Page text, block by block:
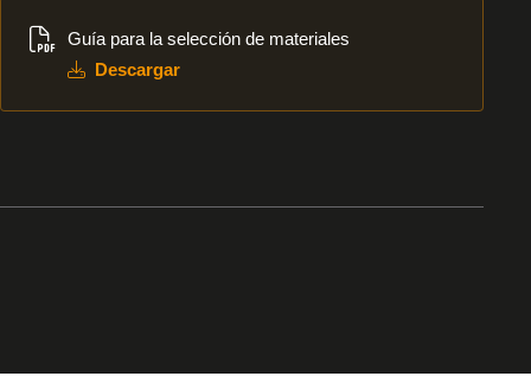
Guía para la selección de materiales
Descargar